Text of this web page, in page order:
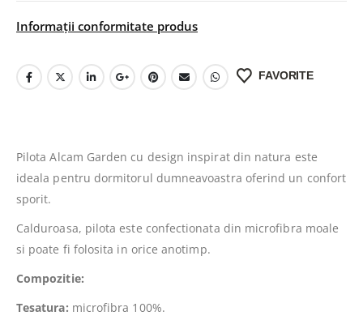
Informații conformitate produs
FAVORITE
Pilota Alcam Garden cu design inspirat din natura este
ideala pentru dormitorul dumneavoastra oferind un confort
sporit.
Calduroasa, pilota este confectionata din microfibra moale
si poate fi folosita in orice anotimp.
Compozitie:
Tesatura: microfibra 100%.